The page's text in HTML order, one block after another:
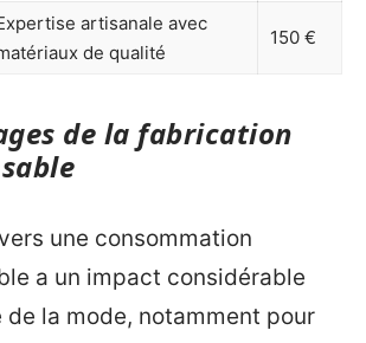
artisanale avec
de qualité
150 €
de la fabrication
une consommation
a un impact considérable
de la mode, notamment pour